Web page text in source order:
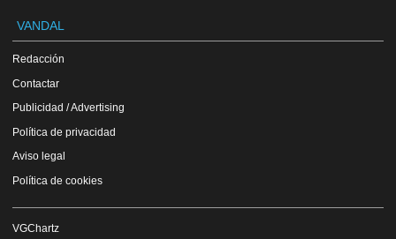
VANDAL
Redacción
Contactar
Publicidad / Advertising
Política de privacidad
Aviso legal
Política de cookies
VGChartz